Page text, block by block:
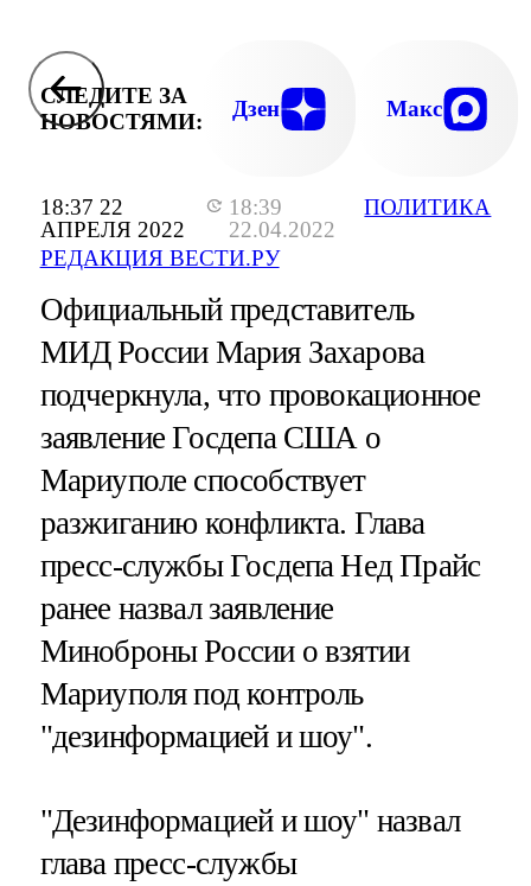
18:37 22
АПРЕЛЯ 2022
18:39
22.04.2022
РЕДАКЦИЯ ВЕСТИ.РУ
ПОЛИТИКА
СЛЕДИТЕ ЗА
НОВОСТЯМИ:
Дзен Макс
Официальный представитель
МИД России Мария Захарова
подчеркнула, что провокационное
заявление Госдепа США о
Мариуполе способствует
разжиганию конфликта. Глава
пресс-службы Госдепа Нед Прайс
ранее назвал заявление
Миноброны России о взятии
Мариуполя под контроль
"дезинформацией и шоу".
"Дезинформацией и шоу" назвал
глава пресс-службы